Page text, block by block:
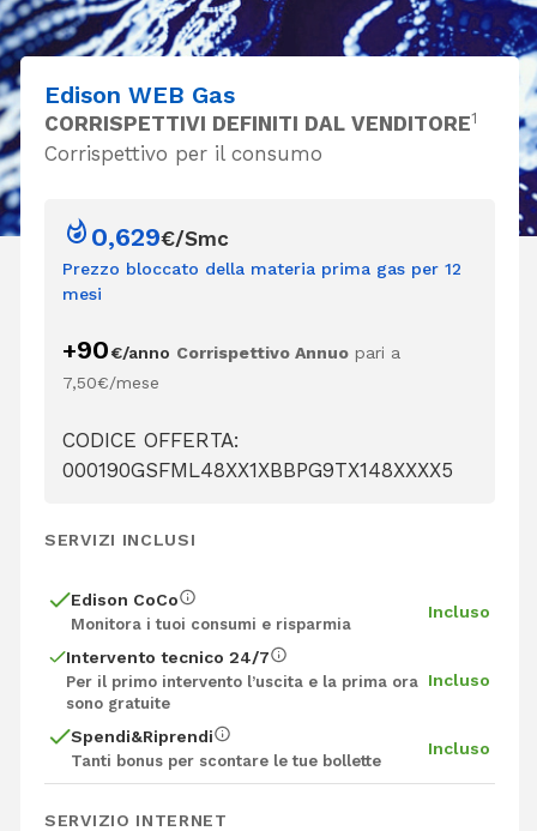
Edison WEB Gas
CORRISPETTIVI DEFINITI DAL VENDITORE1
Corrispettivo per il consumo
0,629€/Smc
Prezzo bloccato della materia prima gas per 12
mesi
+90€/anno Corrispettivo Annuo pari a
7,50€/mese
CODICE OFFERTA:
000190GSFML48XX1XBBPG9TX148XXXX5
SERVIZI INCLUSI
Edison CoCo
Monitora i tuoi consumi e risparmia
Incluso
Intervento tecnico 24/7
Per il primo intervento l’uscita e la prima ora
sono gratuite
Incluso
Spendi&Riprendi
Tanti bonus per scontare le tue bollette
Incluso
SERVIZIO INTERNET